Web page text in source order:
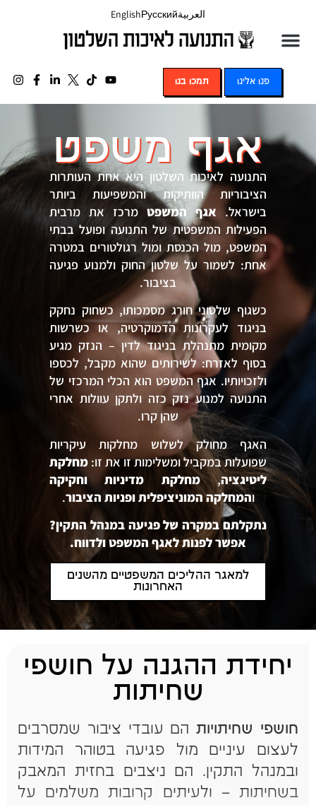
العربيةРусский
English
פנו אלינו תמכו בנו
אגף משפט
התנועה לאיכות השלטון היא אחת העותרות
הציבוריות הוותיקות והמשפיעות ביותר
בישראל. אגף המשפט מרכז את מרבית
הפעילות המשפטית של התנועה ופועל בבתי
המשפט, מול הכנסת ומול רגולטורים במטרה
אחת: לשמור על שלטון החוק ולמנוע פגיעה
בציבור.
כשגוף שלטוני חורג מסמכותו, כשחוק נחקק
בניגוד לעקרונות הדמוקרטיה, או כשרשות
מקומית מתנהלת בניגוד לדין – הנזק מגיע
בסוף לאזרח: לשירותים שהוא מקבל, לכספו
ולזכויותיו. אגף המשפט הוא הכלי המרכזי של
התנועה למנוע נזק כזה ולתקן עוולות אחרי
שהן קרו.
האגף מחולק לשלוש מחלקות עיקריות
שפועלות במקביל ומשלימות זו את זו: מחלקת
ליטיגציה,מחלקת מדיניות וחקיקה
והמחלקה המוניציפלית ופניות הציבור.
נתקלתם במקרה של פגיעה במנהל התקין?
אפשר לפנות לאגף המשפט ולדווח.
למאגר ההליכים המשפטיים מהשנים
האחרונות
יחידת ההגנה על חושפי
שחיתות
חושפי שחיתויותהם עובדי ציבור שמסרבים
לעצום עיניים מול פגיעה בטוהר המידות
ובמנהל התקין. הם ניצבים בחזית המאבק
בשחיתות – ולעיתים קרובות משלמים על